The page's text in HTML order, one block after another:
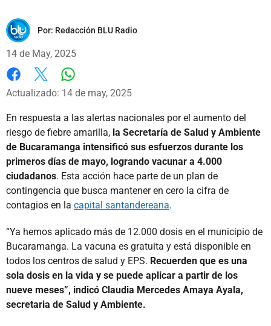
Por: Redacción BLU Radio
14 de May, 2025
Facebook
X
Actualizado: 14 de may, 2025
En respuesta a las alertas nacionales por el aumento del
riesgo de fiebre amarilla, la Secretaría de Salud y Ambiente
de Bucaramanga intensificó sus esfuerzos durante los
primeros días de mayo, logrando vacunar a 4.000
ciudadanos. Esta acción hace parte de un plan de
contingencia que busca mantener en cero la cifra de
contagios en la capital santandereana.
“Ya hemos aplicado más de 12.000 dosis en el municipio de
Bucaramanga. La vacuna es gratuita y está disponible en
todos los centros de salud y EPS. Recuerden que es una
sola dosis en la vida y se puede aplicar a partir de los
nueve meses”, indicó Claudia Mercedes Amaya Ayala,
secretaria de Salud y Ambiente.